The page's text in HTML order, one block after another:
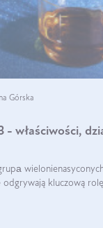
Górska
- właściwości,
odgrywają kluczową